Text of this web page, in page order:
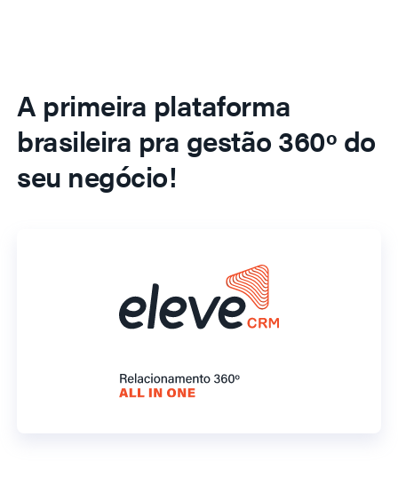
A primeira plataforma
brasileira pra gestão 360º do
seu negócio!